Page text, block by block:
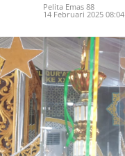
Pelita Emas 88
14 Februari 2025 08:04